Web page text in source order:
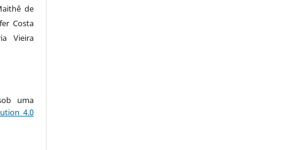
de
Costa
Vieira
uma
4.0